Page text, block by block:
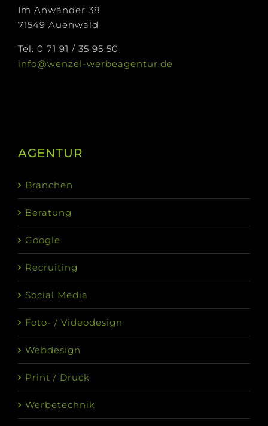
Im Anwänder 38
71549 Auenwald
Tel. 0 71 91 / 35 95 50
info@wenzel-werbeagentur.de
AGENTUR
Branchen
Beratung
Google
Recruiting
Social Media
Foto- / Videodesign
Webdesign
Print / Druck
Werbetechnik